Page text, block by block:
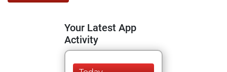
Your Latest App
Activity